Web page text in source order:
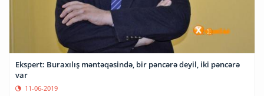
Ekspert: Buraxılış məntəqəsində, bir pəncərə deyil, iki pəncərə
var
11-06-2019